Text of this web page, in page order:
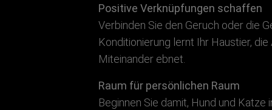
Positive Verknüpfungen schaffen
Verbinden Sie den Geruch oder die
Konditionierung lernt Ihr Haustier,
Miteinander ebnet.
Raum für persönlichen Raum
Beginnen Sie damit, Hund und